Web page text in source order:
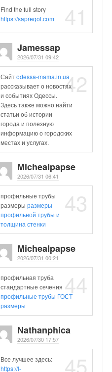
41
Find the full story
https://sapreqot.com
Jamessap
2026/07/31 09:42
42
Сайтodessa-mama.in.ua
рассказывает о новостях
и событиях Одессы.
Здесь также можно найти
статьи об истории
города и полезную
информацию о городских
местах и услугах.
Michealpapse
2026/07/31 06:41
43
профильные трубы
размеры размеры
профильной трубы и
толщина стенки
Michealpapse
2026/07/31 00:21
44
профильная труба
стандартные сечения
профильные трубы ГОСТ
размеры
Nathanphica
2026/07/30 17:57
45
Все лучшее здесь:
https://l-